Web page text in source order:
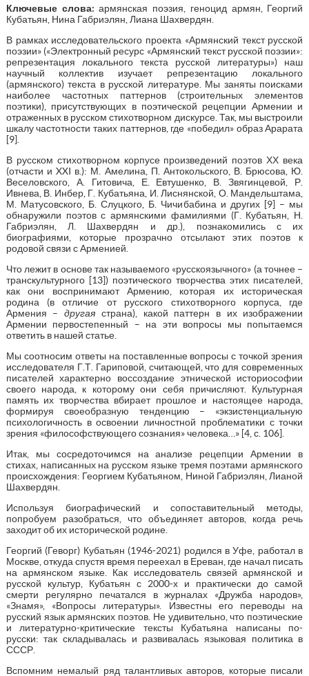
Ключевые слова:армянская поэзия, геноцид армян, Георгий
Кубатьян, Нина Габриэлян, Лиана Шахвердян.
В рамках исследовательского проекта «Армянский текст русской
поэзии» («Электронный ресурс «Армянский текст русской поэзии»:
репрезентация локального текста русской литературы») наш
научный коллектив изучает репрезентацию локального
(армянского) текста в русской литературе. Мы заняты поисками
наиболее частотных паттернов (строительных элементов
поэтики), присутствующих в поэтической рецепции Армении и
отраженных в русском стихотворном дискурсе. Так, мы выстроили
шкалу частотности таких паттернов, где «победил» образ Арарата
[9].
В русском стихотворном корпусе произведений поэтов ХХ века
(отчасти и XXI в.): М. Амелина, П. Антокольского, В. Брюсова, Ю.
Веселовского, А. Гитовича, Е. Евтушенко, В. Звягинцевой, Р.
Ивнева, В. Инбер, Г. Кубатьяна, И. Лиснянской, О. Мандельштама,
М. Матусовского, Б. Слуцкого, Б. Чичибабина и других [9] – мы
обнаружили поэтов с армянскими фамилиями (Г. Кубатьян, Н.
Габриэлян, Л. Шахвердян и др.), познакомились с их
биографиями, которые прозрачно отсылают этих поэтов к
родовой связи с Арменией.
Что лежит в основе так называемого «русскоязычного» (а точнее –
транскультурного [13]) поэтического творчества этих писателей,
как они воспринимают Армению, которая их историческая
родина (в отличие от русского стихотворного корпуса, где
Армения –другая страна), какой паттерн в их изображении
Армении первостепенный – на эти вопросы мы попытаемся
ответить в нашей статье.
Мы соотносим ответы на поставленные вопросы с точкой зрения
исследователя Г.Т. Гариповой, считающей, что для современных
писателей характерно воссоздание этнической историософии
своего народа, к которому они себя причисляют. Культурная
память их творчества вбирает прошлое и настоящее народа,
формируя своеобразную тенденцию – «экзистенциальную
психологичность в освоении личностной проблематики с точки
зрения «философствующего сознания» человека…» [4, с. 106].
Итак, мы сосредоточимся на анализе рецепции Армении в
стихах, написанных на русском языке тремя поэтами армянского
происхождения: Георгием Кубатьяном, Ниной Габриэлян, Лианой
Шахвердян.
Используя биографический и сопоставительный методы,
попробуем разобраться, что объединяет авторов, когда речь
заходит об их исторической родине.
Георгий (Геворг) Кубатьян (1946-2021) родился в Уфе, работал в
Москве, откуда спустя время переехал в Ереван, где начал писать
на армянском языке. Как исследователь связей армянской и
русской культур, Кубатьян с 2000-х и практически до самой
смерти регулярно печатался в журналах «Дружба народов»,
«Знамя», «Вопросы литературы». Известны его переводы на
русский язык армянских поэтов. Не удивительно, что поэтические
и литературно-критические тексты Кубатьяна написаны по-
русски: так складывалась и развивалась языковая политика в
СССР.
Вспомним немалый ряд талантливых авторов, которые писали